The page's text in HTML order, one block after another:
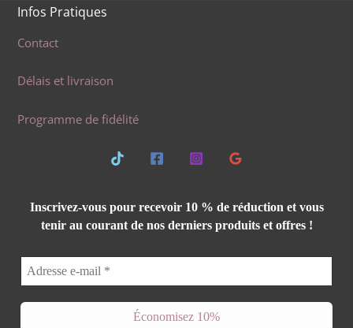
Infos Pratiques
Contact
Délais et livraison
Programme de fidélité
Inscrivez-vous pour recevoir 10 % de réduction et vous
tenir au courant de nos derniers produits et offres !